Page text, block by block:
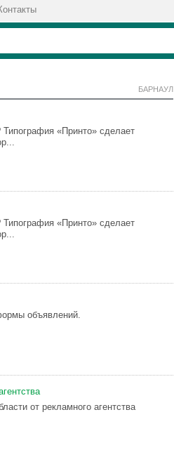
БАРНАУЛ
«Принто» сделает
«Принто» сделает
объявлений.
от рекламного агентства